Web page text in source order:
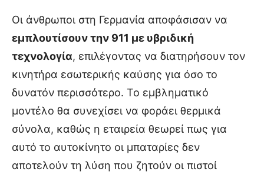
Οι άνθρωποι στη Γερμανία αποφάσισαν να
εμπλουτίσουν την 911 με υβριδική
τεχνολογία, επιλέγοντας να διατηρήσουν τον
κινητήρα εσωτερικής καύσης για όσο το
δυνατόν περισσότερο. Το εμβληματικό
μοντέλο θα συνεχίσει να φοράει θερμικά
σύνολα, καθώς η εταιρεία θεωρεί πως για
αυτό το αυτοκίνητο οι μπαταρίες δεν
αποτελούν τη λύση που ζητούν οι πιστοί